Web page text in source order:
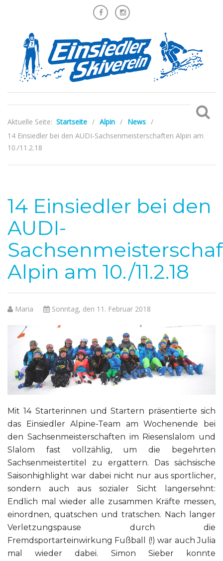
Aktuelle Seite: Startseite / Alpin / News /
14 Einsiedler bei den AUDI-Sachsenmeisterschaften Alpin am
10./11.2.18
14 Einsiedler bei den
AUDI-
Alpin am 10./11.2.18
Sonntag, den 11. Februar 2018
Maria
Mit 14 Starterinnen und Startern präsentierte sich
das Einsiedler Alpine-Team am Wochenende bei
den Sachsenmeisterschaften im Riesenslalom und
Slalom fast vollzählig, um die begehrten
Sachsenmeistertitel zu ergattern. Das sächsische
Saisonhighlight war dabei nicht nur aus sportlicher,
sondern auch aus sozialer Sicht langersehnt:
Endlich mal wieder alle zusammen Kräfte messen,
einordnen, quatschen und tratschen. Nach langer
Verletzungspause durch die
Fremdsportarteinwirkung Fußball (!) war auch Julia
mal wieder dabei. Simon Sieber konnte